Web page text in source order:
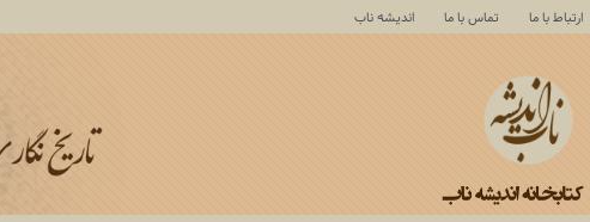
ارتباط با ما تماس با ما اندیشه ناب